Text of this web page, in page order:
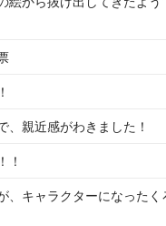
、親近感がわきました！
！
、キャラクターになったく